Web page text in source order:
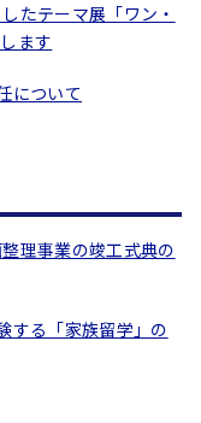
たテーマ展「ワン・
ます
について
理事業の竣工式典の
る「家族留学」の